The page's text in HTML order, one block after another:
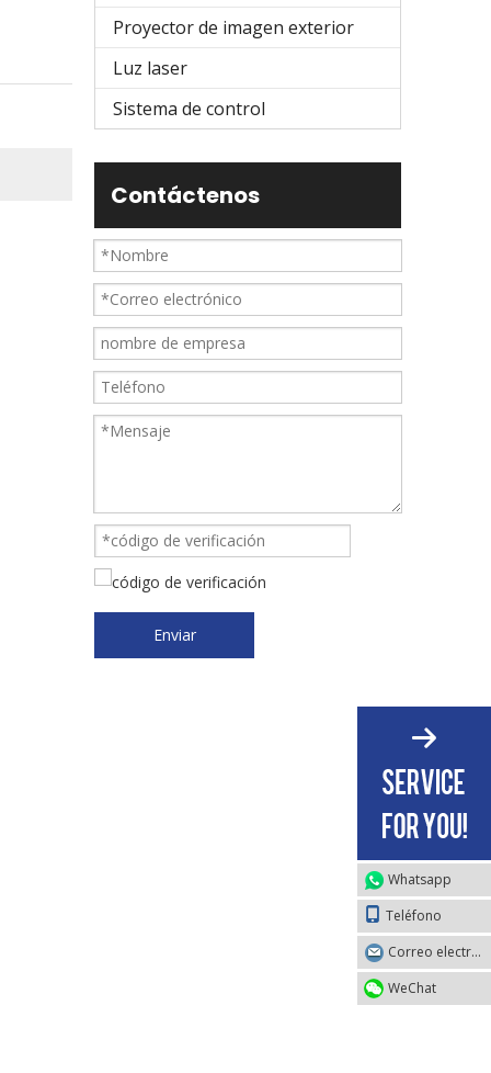
Proyector de imagen exterior
Luz laser
Sistema de control
Contáctenos
Enviar
Whatsapp
Teléfono
Correo electrónico
WeChat